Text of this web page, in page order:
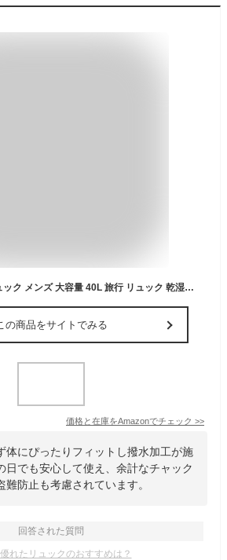
[HOMIEE] ビジネスリュック メンズ 大容量 40L 旅行 リュック 乾湿分離 トラベル バックパック シューズ収納 撥水 3WAY リュックサック 17.3型パソコン 機内持ち込み 15.6インチPC USBケーブル付きカバン 通勤 通学 防災
の商品をサイトでみる
価格と在庫をAmazonでチェック >>
体にぴったりフィットし撥水加工が施
日でも安心して使え、余計なチャック
防止も考慮されています。
回答された質問
れたリュックのおすすめは？